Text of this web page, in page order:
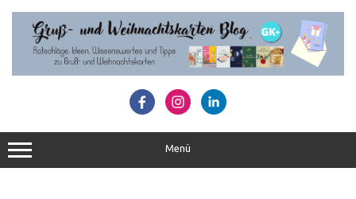
Inhalt
springen
Menü